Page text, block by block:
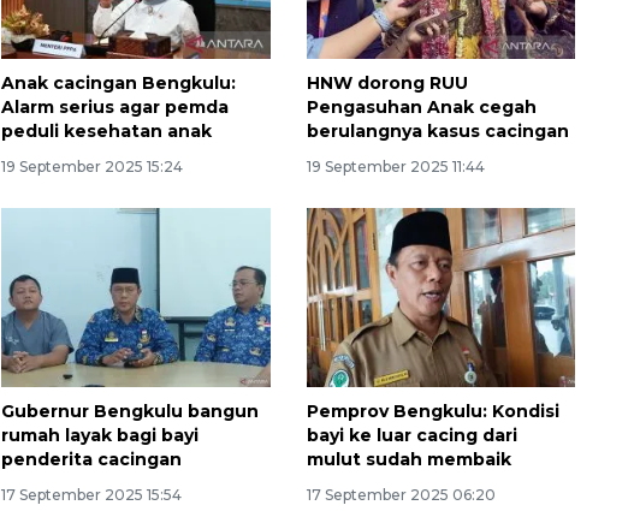
Anak cacingan Bengkulu:
Alarm serius agar pemda
peduli kesehatan anak
19 September 2025 15:24
HNW dorong RUU
Pengasuhan Anak cegah
berulangnya kasus cacingan
19 September 2025 11:44
Gubernur Bengkulu bangun
rumah layak bagi bayi
penderita cacingan
17 September 2025 15:54
Pemprov Bengkulu: Kondisi
bayi ke luar cacing dari
mulut sudah membaik
17 September 2025 06:20
Memberantas kejahatan
jalanan Jakarta
2026-08-05 18:00:00